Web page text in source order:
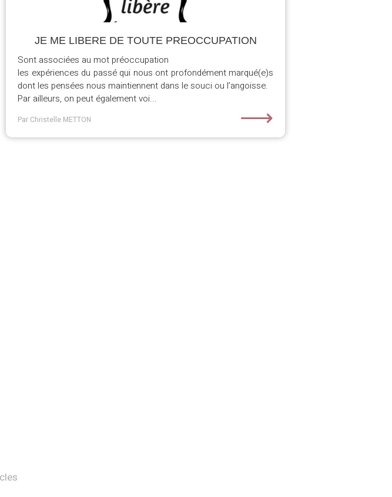
JE ME LIBERE DE TOUTE PREOCCUPATION
Sont associées au mot préoccupation
les expériences du passé qui nous ont profondément marqué(e)s
dont les pensées nous maintiennent dans le souci ou l’angoisse.
Par ailleurs, on peut également voi...
Par Christelle METTON ⟶